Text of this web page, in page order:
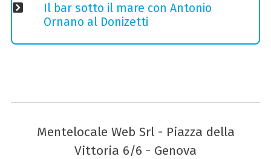
Il bar sotto il mare con Antonio
Ornano al Donizetti
Mentelocale Web Srl - Piazza della
Vittoria 6/6 - Genova